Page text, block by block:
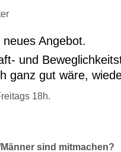
Angebot.
und
ganz gut wäre,
18h.
sind mitmachen?